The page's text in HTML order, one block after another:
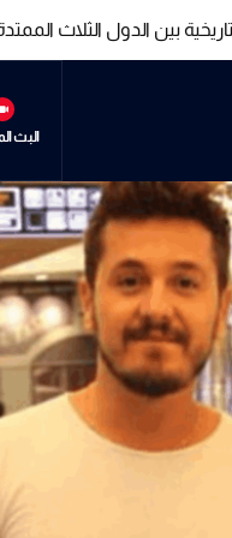
بين الدول الثلاث
البث